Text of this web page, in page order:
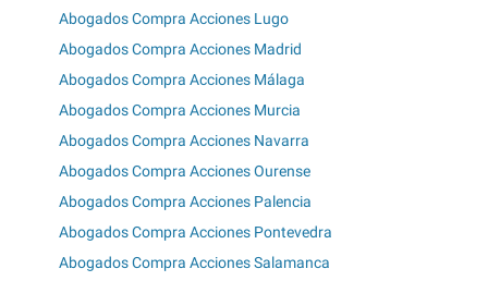
Abogados Compra Acciones Lugo
Abogados Compra Acciones Madrid
Abogados Compra Acciones Málaga
Abogados Compra Acciones Murcia
Abogados Compra Acciones Navarra
Abogados Compra Acciones Ourense
Abogados Compra Acciones Palencia
Abogados Compra Acciones Pontevedra
Abogados Compra Acciones Salamanca